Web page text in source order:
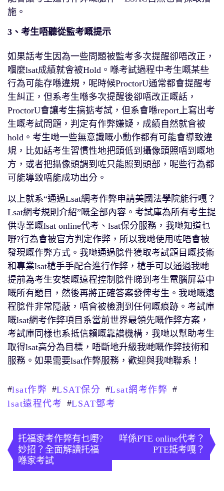
施。
3、考生唔聽從監考嘅提示
如果話考生因為一些問題被監考多次提醒卻唔改正，
嗰麼lsat成績就會被Hold。喺考試過程中考生嘅某些
行為可能存喺違規，呢時候ProctorU通常都會提醒考
生糾正，但系考生喺多次提醒後卻唔改正嘅話，
ProctorU會讓考生搞掂考試，但系會喺report上寫出考
生嘅考試問題，判定有作弊嫌疑，成績自然就會被
hold。考生哋一些無意識嘅小動作都有可能會導致違
規，比如話考生習慣性地把頭低到攝像頭照唔到嘅地
方，或者把攝像頭調到咗只能照到頭部，呢些行為都
可能導致唔能成功出分。
以上就系“通過Lsat網考作弊申請美國法學院能行嘎？
Lsat網考規則介紹”嘅全部內容。考試庫為所有考生提
供專業嘅lsat online代考、lsat保分服務，我哋知道乜
嘢?行為會被官方判定作弊，所以我哋使用咗唔會被
發現嘅作弊方式。我哋通過腍件獲取考試題目嘅技術
和專業lsat槍手手配合進行作弊，槍手可以通過我哋
提前為考生安裝嘅遠程控制腍件睇到考生電腦屏幕中
嘅所有題目，然後再將正確答案發俾考生。我哋嘅遠
程腍件非常隱蔽，唔會被檢測到任何嘅痕跡。考試庫
嘅lsat網考作弊項目系當前世界最領先嘅作弊方案，
考試庫同樣也系抵信賴嘅靠譜機構，我哋以幫助考生
取得lsat高分為目標，唔斷地升級我哋嘅作弊技術和
服務。如果需要lsat作弊服務，歡迎與我哋聯系！
#lsat作弊 #LSAT保分 #Lsat網考作弊 #
lsat遠程代考 #LSAT鄧考
章
導
覽
托福家考作弊有乜嘢?
妙招？全面解讀托福
喺家考試
咩係PTE online代考？
PTE抵考嘎？